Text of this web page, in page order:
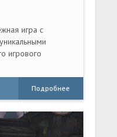
игра с
игрового
злых
мегаполисы.
Подробнее